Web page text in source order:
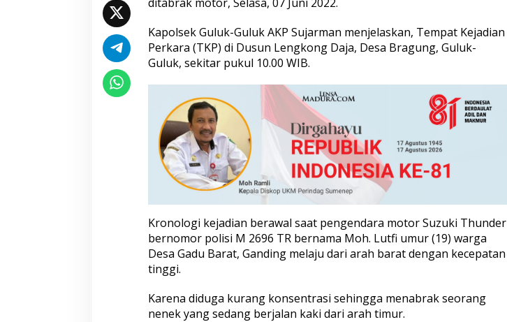
o
H
i
n
g
a
T
e
w
a
s
,
I
K
r
o
n
o
g
Kapolsek Guluk-Guluk AKP Sujarman menjelaskan, Tempat Kejadian
Perkara (TKP) di Dusun Lengkong Daja, Desa Bragung, Guluk-
Guluk, sekitar pukul 10.00 WIB.
Kronologi kejadian berawal saat pengendara motor Suzuki Thunder
bernomor polisi M 2696 TR bernama Moh. Lutfi umur (19) warga
Desa Gadu Barat, Ganding melaju dari arah barat dengan kecepatan
tinggi.
Karena diduga kurang konsentrasi sehingga menabrak seorang
nenek yang sedang berjalan kaki dari arah timur.